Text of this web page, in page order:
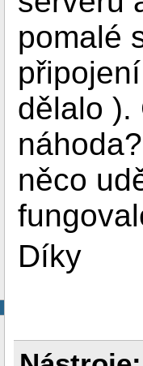
pomalé
dělalo ).
něco
Díky